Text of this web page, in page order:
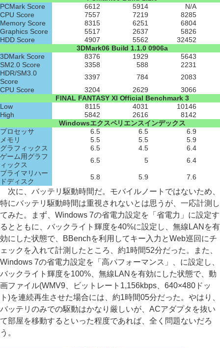
PCMark Score
6612 5914
N/A
CPU Score
7557 7219
8285
Memory Score
8315 6251
6804
Graphics Score
5517 2637
5826
HDD Score
4907 5562
32452
3DMark06 Build 1.1.0 0906a
3DMark Score
8376 1929
5643
SM2.0 Score
3358 588
2231
HDR/SM3.0
Score
3397 784
2083
CPU Score
3204 2629
3066
FINAL FANTASY XI Official Benchmark 3
Low
8115 4031
10146
High
5842 2616
8142
Windowsエクスペリエンスインデックス
プロセッサ
6.5 6.5
6.9
メモリ
5.5 5.5
5.9
グラフィックス
6.5 4.5
6.4
ゲーム用グラフ
ィックス
6.5 5
6.4
プライマリハー
ドディスク
5.8 5.9 7.6
次に、バッテリ駆動時間だ。モバイルノートではないため、
特にバッテリ駆動時間は重視されないとは思うが、一応計測し
てみた。まず、Windows 7の省電力設定を「省電力」に設定す
るとともに、バックライト輝度を40%に設定し、無線LANを有
効にした状態で、BBenchを利用してキー入力とWeb巡回にチ
ェックを入れて計測したところ、約1時間52分だった。また、
Windows 7の省電力設定を「高パフォーマンス」、に設定し、
バックライト輝度を100%、無線LANを有効にした状態で、動
画ファイル(WMV9、ビットレート1,156kbps、640×480ドッ
ト)を連続再生させた場合には、約1時間05分だった。やはり、
バッテリのみでの駆動はかなり厳しいが、ACアダプタを抜い
て部屋を移動するといった程度であれば、全く問題ないだろ
う。